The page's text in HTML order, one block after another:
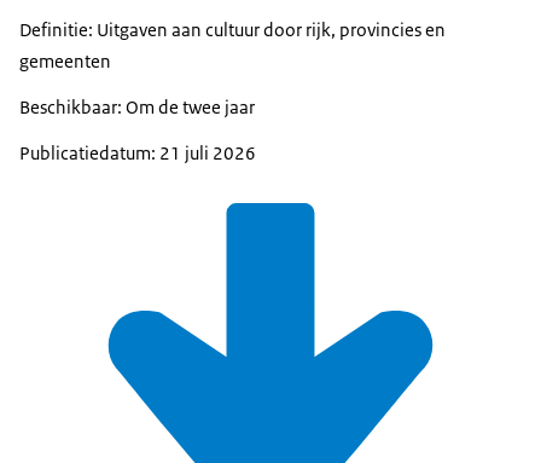
Definitie: Uitgaven aan cultuur door rijk, provincies en
gemeenten
Beschikbaar: Om de twee jaar
Publicatiedatum: 21 juli 2026